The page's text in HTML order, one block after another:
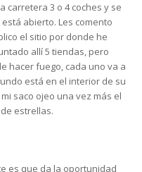
carretera 3 o 4 coches y se
abierto. Les comento
el sitio por donde he
allí 5 tiendas, pero
hacer fuego, cada uno va a
está en el interior de su
saco ojeo una vez más el
estrellas.
es que da la oportunidad